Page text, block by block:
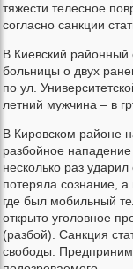
тяжести телесное
согласно санкции
В Киевский
больницы о двух
по ул.
летний мужчина – в
В Кировском районе
разбойное
несколько раз
потеряла сознание, а
где был мобильный
открыто уголовное
(разбой). Санкция
свободы.